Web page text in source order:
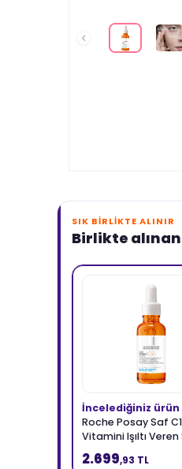
SIK BIRLIKTE ALINIR
Birlikte
İncelediğiniz ürün
Roche Posay Saf
Vitamini Işıltı
30 ml
2.699,93 TL